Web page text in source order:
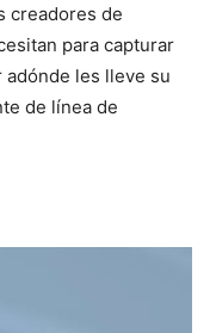
creadores de
para capturar
les lleve su
de línea de